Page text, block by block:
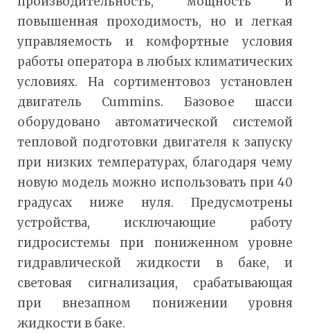
повышенная проходимость, но и легкая
управляемость и комфортные условия
работы оператора в любых климатических
условиях. На сортиментовоз установлен
двигатель Cummins. Базовое шасси
оборудовано автоматической системой
тепловой подготовки двигателя к запуску
при низких температурах, благодаря чему
новую модель можно использовать при 40
градусах ниже нуля. Предусмотрены
устройства, исключающие работу
гидросистемы при пониженном уровне
гидравлической жидкости в баке, и
световая сигнализация, срабатывающая
при внезапном понижении уровня
жидкости в баке.